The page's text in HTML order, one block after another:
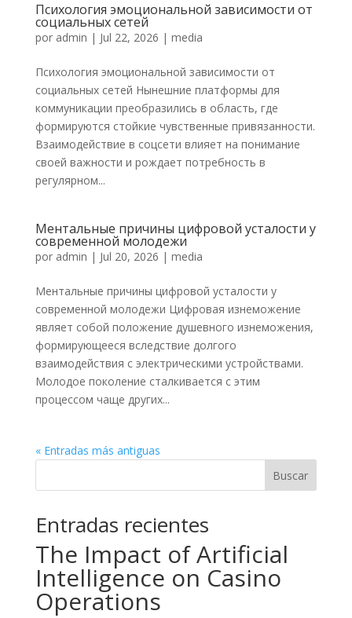
Психология эмоциональной зависимости от
социальных сетей
por admin | Jul 22, 2026 | media
Психология эмоциональной зависимости от
социальных сетей Нынешние платформы для
коммуникации преобразились в область, где
формируются стойкие чувственные привязанности.
Взаимодействие в соцсети влияет на понимание
своей важности и рождает потребность в
регулярном...
Ментальные причины цифровой усталости у
современной молодежи
por admin | Jul 20, 2026 | media
Ментальные причины цифровой усталости у
современной молодежи Цифровая изнеможение
являет собой положение душевного изнеможения,
формирующееся вследствие долгого
взаимодействия с электрическими устройствами.
Молодое поколение сталкивается с этим
процессом чаще других...
« Entradas más antiguas
Buscar
Entradas recientes
The Impact of Artificial
Intelligence on Casino
Operations